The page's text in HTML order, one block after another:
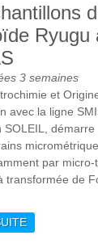
Ryugu
3 semaines
et
avec la ligne
démarre
par micro-
transformée de
DE DES